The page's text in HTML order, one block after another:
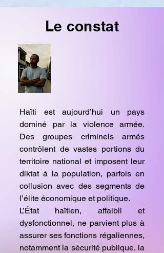
Le constat
Haïti est aujourd’hui un pays
dominé par la violence armée.
Des groupes criminels armés
contrôlent de vastes portions du
territoire national et imposent leur
diktat à la population, parfois en
collusion avec des segments de
l’élite économique et politique.
L’État haïtien, affaibli et
dysfonctionnel, ne parvient plus à
assurer ses fonctions régaliennes,
notamment la sécurité publique, la